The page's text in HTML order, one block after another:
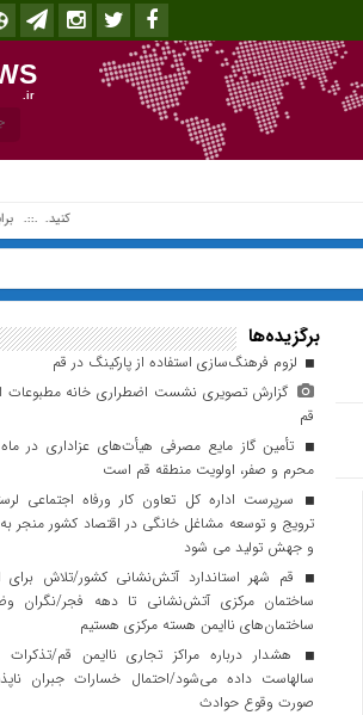
.ir
افزونه جلالی را نصب کنید. .::. برابر با : Friday, 7 August , 2026 .::. اخبار منتشر شده : 1 خبر
برگزیده‌ها
لزوم فرهنگ‌سازی استفاده از پارکینگ در قم
گزارش تصویری نشست اضطراری خانه مطبوعات
قم
تأمین گاز مایع مصرفی هیأت‌های عزاداری در
محرم و صفر، اولویت منطقه قم است
سرپرست اداره کل تعاون کار ورفاه اجتماعی
ترویج و توسعه مشاغل خانگی در اقتصاد کشور منجر
و جهش تولید می شود
قم شهر استاندارد آتش‌نشانی کشور/تلاش برای
ساختمان مرکزی آتش‌نشانی تا دهه فجر/نگران
ساختمان‌های ناایمن هسته مرکزی هستیم
هشدار درباره مراکز تجاری ناایمن قم/تذکرات
سالهاست داده می‌شود/احتمال خسارات جبران
صورت وقوع حوادث